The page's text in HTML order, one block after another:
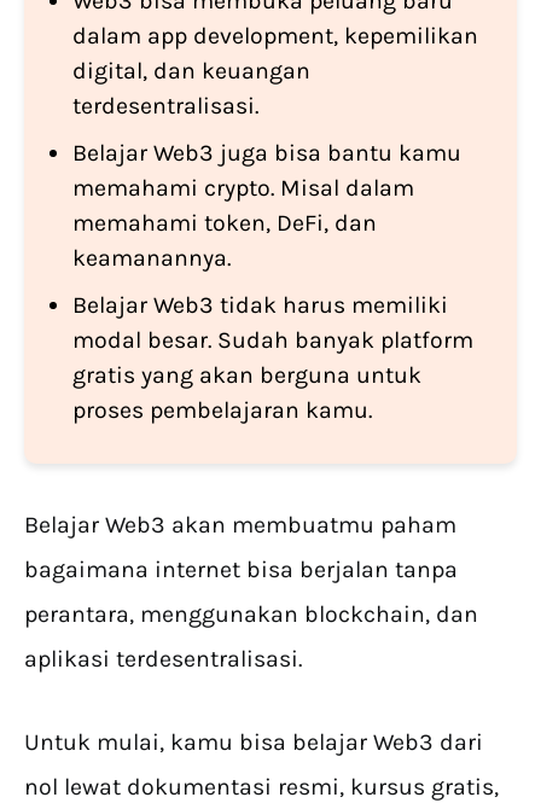
dalam app development, kepemilikan
digital, dan keuangan
terdesentralisasi.
Belajar Web3 juga bisa bantu kamu
memahami crypto. Misal dalam
memahami token, DeFi, dan
keamanannya.
Belajar Web3 tidak harus memiliki
modal besar. Sudah banyak platform
gratis yang akan berguna untuk
proses pembelajaran kamu.
Belajar Web3 akan membuatmu paham
bagaimana internet bisa berjalan tanpa
perantara, menggunakan blockchain, dan
aplikasi terdesentralisasi.
Untuk mulai, kamu bisa belajar Web3 dari
nol lewat dokumentasi resmi, kursus gratis,